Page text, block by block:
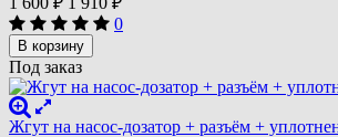
0
В корзину
Под заказ
Жгут на насос-дозатор + разъём +